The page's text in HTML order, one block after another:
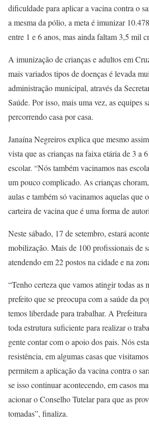
dificuldade para aplicar a vacina contra o
a mesma da pólio, a meta é imunizar
entre 1 e 6 anos, mas ainda faltam 3,5 mil
A imunização de crianças e adultos em
mais variados tipos de doenças é levada
administração municipal, através da
Saúde. Por isso, mais uma vez, as equipes
percorrendo casa por casa.
Janaína Negreiros explica que mesmo
vista que as crianças na faixa etária de 3 a
escolar. “Nós também vacinamos nas
um pouco complicado. As crianças
aulas e também só vacinamos aquelas que
carteira de vacina que é uma forma de
Neste sábado, 17 de setembro, estará
mobilização. Mais de 100 profissionais de
atendendo em 22 postos na cidade e na
“Tenho certeza que vamos atingir todas as
prefeito que se preocupa com a saúde da
temos liberdade para trabalhar. A
toda estrutura suficiente para realizar o
gente contar com o apoio dos pais. Nós
resistência, em algumas casas que
permitem a aplicação da vacina contra o
se isso continuar acontecendo, em casos
acionar o Conselho Tutelar para que as
tomadas”, finaliza.